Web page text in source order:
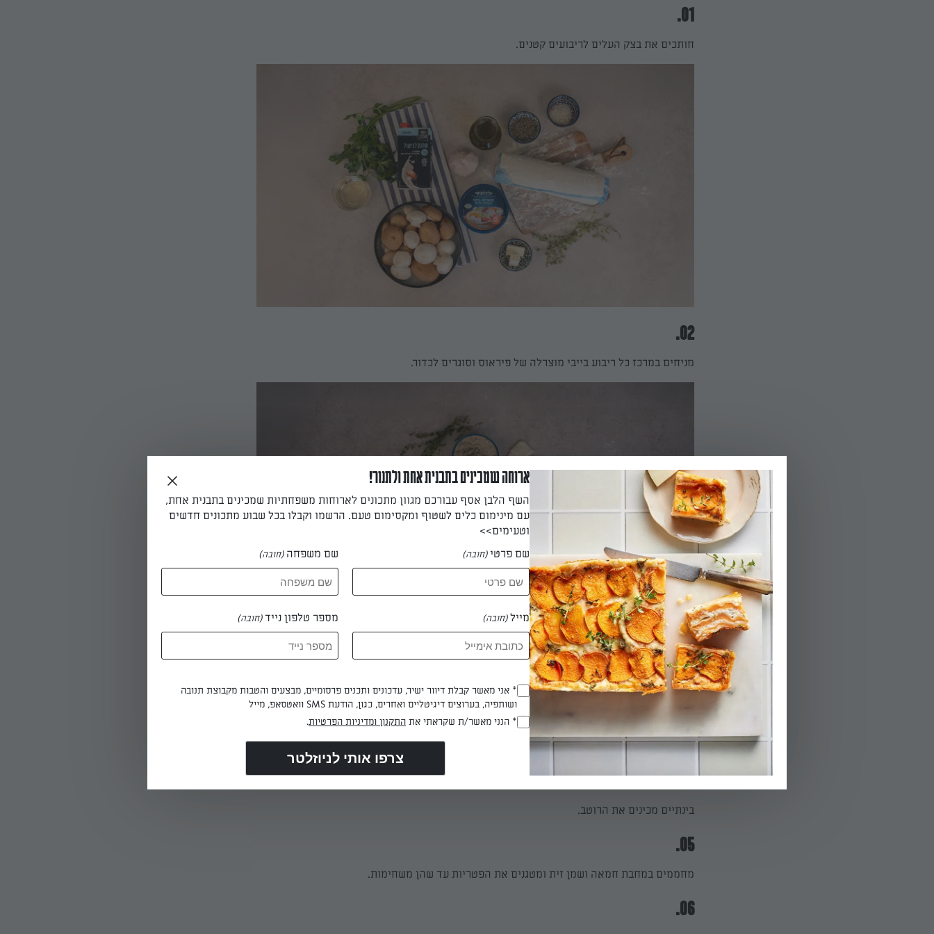
01.
חותכים את בצק העלים לריבועים קטנים.
02.
מניחים במרכז כל ריבוע בייבי מוצרלה של פיראוס וסוגרים לכדור.
03.
שהבצק תפוח וזהוב.
הפעלת טיימר 15 דקות
בינתיים מכינים את הרוטב.
05.
מחממים במחבת חמאה ושמן זית ומטגנים את הפטריות עד שהן משחימות.
06.
ארוחה שמכינים בתבנית אחת ולתנור!
השף הלבן אסף עבורכם מגוון מתכונים לארוחות משפחתיות שמכינים בתבנית אחת,
עם מינימום כלים לשטוף ומקסימום טעם. הרשמו וקבלו בכל שבוע מתכונים חדשים
וטעימים>>
שם פרטי(חובה) שם משפחה (חובה)
מייל(חובה) מספר טלפון נייד(חובה)
(חובה)
* אני מאשר קבלת דיוור ישיר, עדכונים ותכנים פרסומיים, מבצעים והטבות מקבוצת תנובה
ושותפיה, בערוצים דיגיטליים ואחרים, כגון, הודעת SMS וואטסאפ, מייל
(חובה)
* הנני מאשר/ת שקראתי את התקנון ומדיניות הפרטיות.